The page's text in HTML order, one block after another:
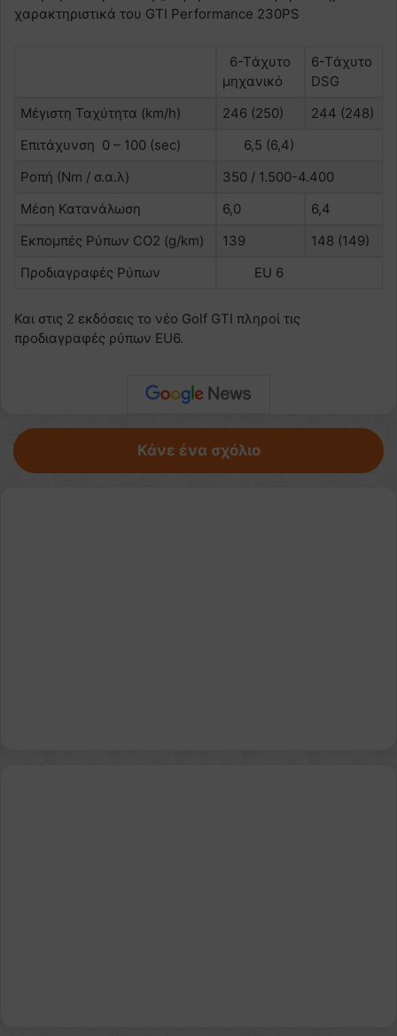
χαρακτηριστικά του GTI Performance 230PS
6-Tάχυτο
μηχανικό
6-Tάχυτο
DSG
Μέγιστη Ταχύτητα (km/h)
246 (250)
244 (248)
Επιτάχυνση 0 – 100 (sec)
6,5 (6,4)
Ροπή (Νm / σ.α.λ)
350 / 1.500-4.400
Μέση Κατανάλωση
6,0
6,4
Εκπομπές Ρύπων CO2 (g/km)
139
148 (149)
Προδιαγραφές Ρύπων
EU 6
Και στις 2 εκδόσεις το νέο Golf GTI πληροί τις
προδιαγραφές ρύπων EU6.
Κάνε ένα σχόλιο